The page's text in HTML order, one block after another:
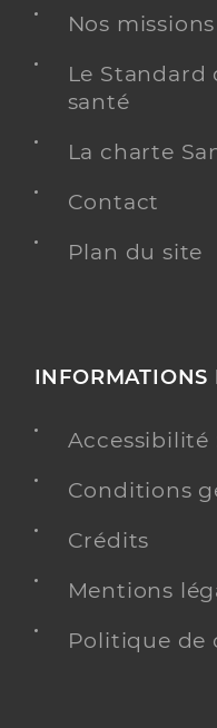
Nos missions
Le Standard
santé
La charte
Contact
Plan du site
INFORMATIONS
Conditions
Crédits
Mentions
Politique de